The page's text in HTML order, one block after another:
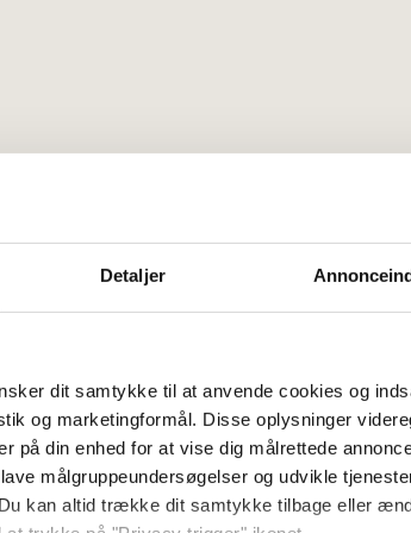
Detaljer
dit samtykke til at anvende cookies og
og marketingformål. Disse oplysninger
på din enhed for at vise dig målrettede
målgruppeundersøgelser og udvikle
kan altid trække dit samtykke tilbage eller
plan med en dejlig beliggenhed tæt
– kun få kilometer fra Svaneke.
gør huset velegnet til en større
– både fra stuen, køkkenet og de to
mod øst og den sene
hver med eget køkken og
under ferien.